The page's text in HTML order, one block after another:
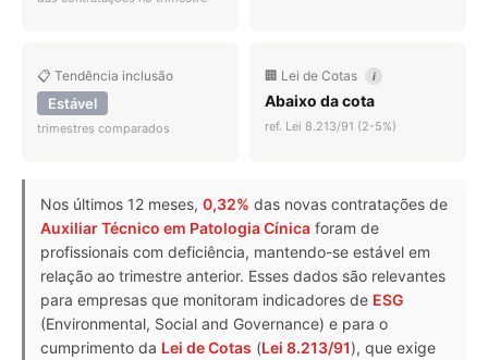
📋 Tendência inclusão
Estável
trimestres comparados
🏢 Lei de Cotas i
Abaixo da cota
ref. Lei 8.213/91 (2-5%)
Nos últimos 12 meses, 0,32% das novas contratações de
Auxiliar Técnico em Patologia Cínica foram de
profissionais com deficiência, mantendo-se estável em
relação ao trimestre anterior. Esses dados são relevantes
para empresas que monitoram indicadores de ESG
(Environmental, Social and Governance) e para o
cumprimento da Lei de Cotas (Lei 8.213/91), que exige